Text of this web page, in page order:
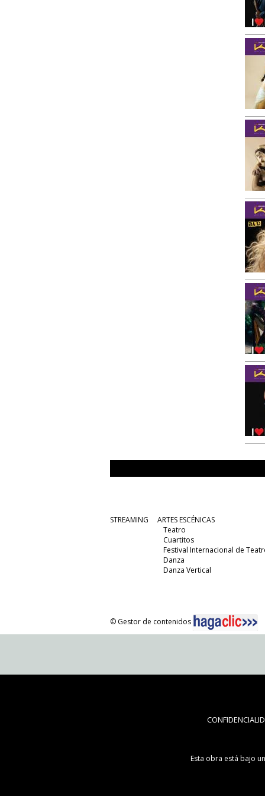
STREAMING
ARTES ESCÉNICAS
Teatro
Cuartitos
Festival Internacional de
Danza
Danza Vertical
© Gestor de contenidos
Esta obra está bajo